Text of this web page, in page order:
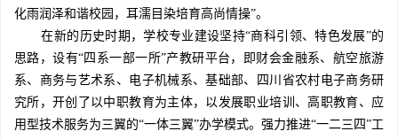
化雨润泽和谐校园，耳濡目染培育高尚情操”。
在新的历史时期，学校专业建设坚持“商科引领、特色发展”的
思路，设有“四系一部一所”产教研平台，即财会金融系、航空旅游
系、商务与艺术系、电子机械系、基础部、四川省农村电子商务研
究所，开创了以中职教育为主体，以发展职业培训、高职教育、应
用型技术服务为三翼的“一体三翼”办学模式。强力推进“一二三四”工